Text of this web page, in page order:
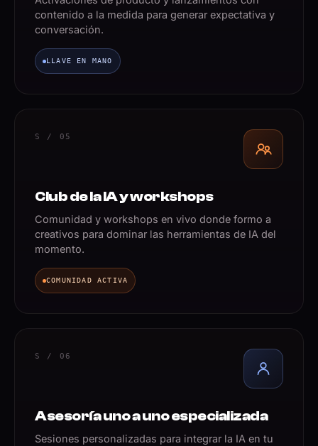
contenido a la medida para generar expectativa y
conversación.
LLAVE EN MANO
S / 05
Club de la IA y workshops
Comunidad y workshops en vivo donde formo a
creativos para dominar las herramientas de IA del
momento.
COMUNIDAD ACTIVA
S / 06
Asesoría uno a uno especializada
Sesiones personalizadas para integrar la IA en tu